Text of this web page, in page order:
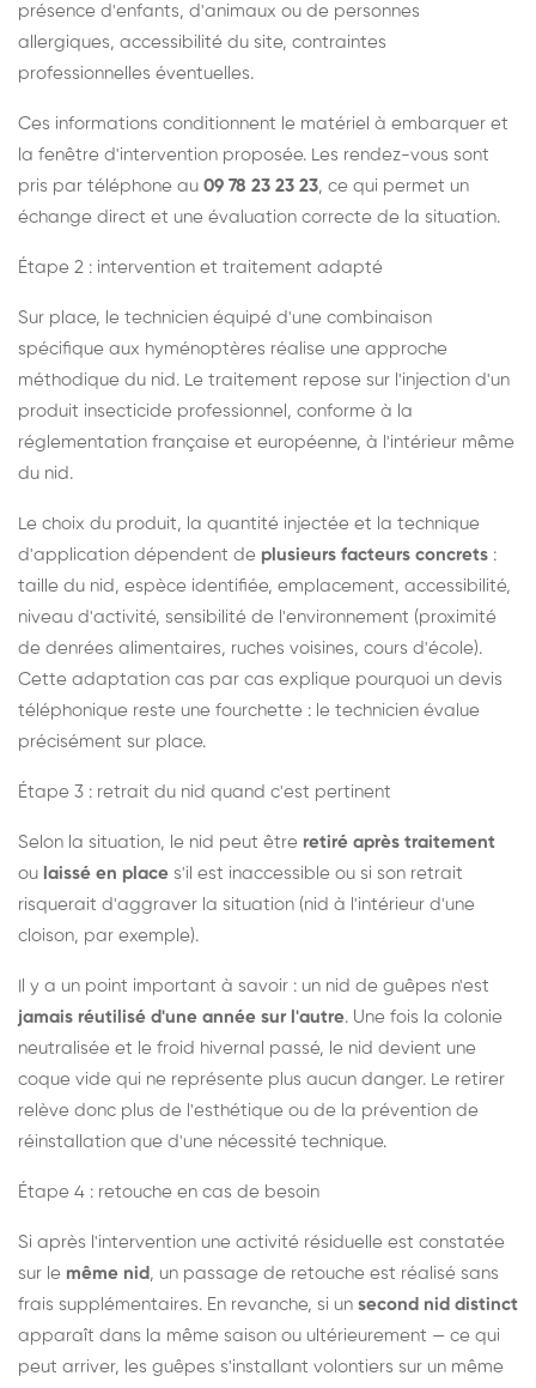
présence d'enfants, d'animaux ou de personnes
allergiques, accessibilité du site, contraintes
professionnelles éventuelles.
Ces informations conditionnent le matériel à embarquer et
la fenêtre d'intervention proposée. Les rendez-vous sont
pris par téléphone au 09 78 23 23 23, ce qui permet un
échange direct et une évaluation correcte de la situation.
Étape 2 : intervention et traitement adapté
Sur place, le technicien équipé d'une combinaison
spécifique aux hyménoptères réalise une approche
méthodique du nid. Le traitement repose sur l'injection d'un
produit insecticide professionnel, conforme à la
réglementation française et européenne, à l'intérieur même
du nid.
Le choix du produit, la quantité injectée et la technique
d'application dépendent de plusieurs facteurs concrets :
taille du nid, espèce identifiée, emplacement, accessibilité,
niveau d'activité, sensibilité de l'environnement (proximité
de denrées alimentaires, ruches voisines, cours d'école).
Cette adaptation cas par cas explique pourquoi un devis
téléphonique reste une fourchette : le technicien évalue
précisément sur place.
Étape 3 : retrait du nid quand c'est pertinent
Selon la situation, le nid peut être retiré après traitement
ou laissé en place s'il est inaccessible ou si son retrait
risquerait d'aggraver la situation (nid à l'intérieur d'une
cloison, par exemple).
Il y a un point important à savoir : un nid de guêpes n'est
jamais réutilisé d'une année sur l'autre. Une fois la colonie
neutralisée et le froid hivernal passé, le nid devient une
coque vide qui ne représente plus aucun danger. Le retirer
relève donc plus de l'esthétique ou de la prévention de
réinstallation que d'une nécessité technique.
Étape 4 : retouche en cas de besoin
Si après l'intervention une activité résiduelle est constatée
sur le même nid , un passage de retouche est réalisé sans
frais supplémentaires. En revanche, si un second nid distinct
apparaît dans la même saison ou ultérieurement — ce qui
peut arriver, les guêpes s'installant volontiers sur un même